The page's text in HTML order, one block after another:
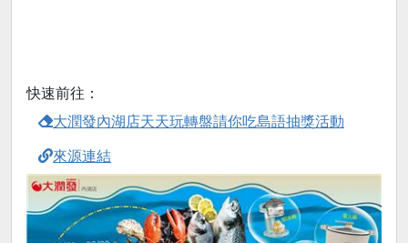
快速前往：
大潤發內湖店天天玩轉盤請你吃島語抽獎活動
來源連結